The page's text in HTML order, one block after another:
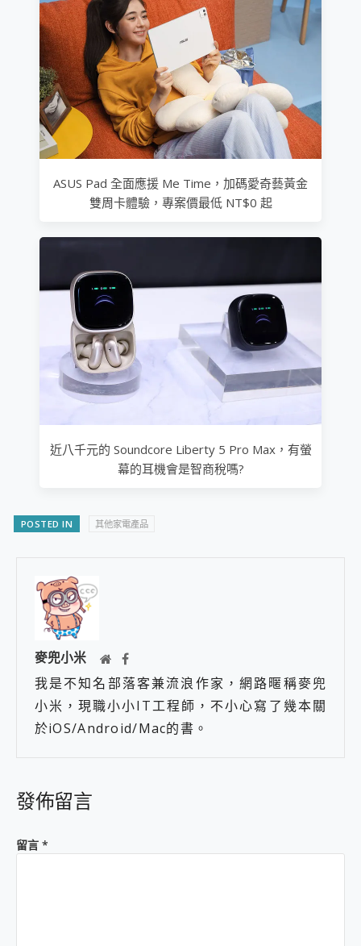
ASUS Pad 全面應援 Me Time，加碼愛奇藝黃金
雙周卡體驗，專案價最低 NT$0 起
近八千元的 Soundcore Liberty 5 Pro Max，有螢
幕的耳機會是智商稅嗎?
POSTED IN 其他家電產品
麥兜小米
我是不知名部落客兼流浪作家，網路暱稱麥兜
小米，現職小小IT工程師，不小心寫了幾本關
於iOS/Android/Mac的書。
發佈留言
留言 *